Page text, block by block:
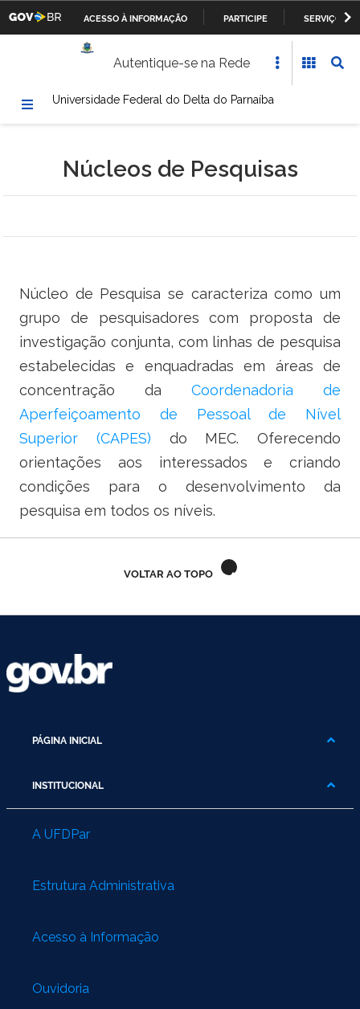
PARA
CONTEÚDO
ACESSO À INFORMAÇÃO PARTICIPE
SERVIÇOS
Ministério da Defesa
Ministério da Educação
Ministério da Cultura
Ministério do Desenvolvimento Social
Ministério da Saúde
Ministério da Indústria, Comércio Exterior e Serviços
Ministério do Planejamento, Desenvolvimento e Gestão
Ministério do Esporte
Ministério da Transparência e Controladoria-Geral da União
Ministério dos Direitos Humanos
Advocacia-Geral da União
Autentique-se na Rede
Universidade Federal do Delta do Parnaíba
Núcleos de Pesquisas
Núcleo de Pesquisa se caracteriza como um
grupo de pesquisadores com proposta de
investigação conjunta, com linhas de pesquisa
estabelecidas e enquadradas em áreas de
concentração da Coordenadoria de
Aperfeiçoamento de Pessoal de Nível
Superior (CAPES) do MEC. Oferecendo
orientações aos interessados e criando
condições para o desenvolvimento da
pesquisa em todos os níveis.
VOLTAR AO TOPO
PÁGINA INICIAL
INSTITUCIONAL
A UFDPar
Estrutura Administrativa
Acesso à Informação
Ouvidoria